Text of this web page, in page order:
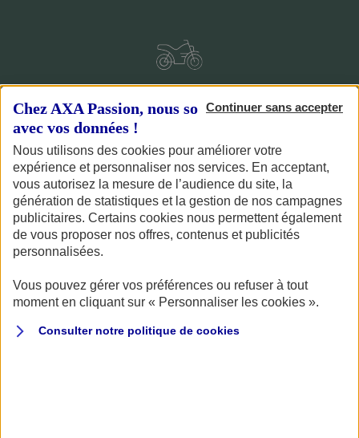
Continuer sans accepter
Chez AXA Passion, nous sommes transparents
avec vos données !
Nous utilisons des cookies pour améliorer votre
expérience et personnaliser nos services. En acceptant,
vous autorisez la mesure de l’audience du site, la
génération de statistiques et la gestion de nos campagnes
publicitaires. Certains cookies nous permettent également
de vous proposer nos offres, contenus et publicités
personnalisées.
Vous pouvez gérer vos préférences ou refuser à tout
moment en cliquant sur « Personnaliser les cookies ».
Consulter notre politique de cookies
2 JOURS DE ROULAGE
2 boucles d'une journée
au nord de Porto
(1 excursion supplémentaire avec l'extension de séjour
À partir de 559 € pour un pilote
ou passager client AXA Passion
2